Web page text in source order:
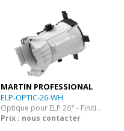
MARTIN PROFESSIONAL
ELP-OPTIC-26-WH
Optique pour ELP 26° - Finition Blanche
Prix : nous contacter